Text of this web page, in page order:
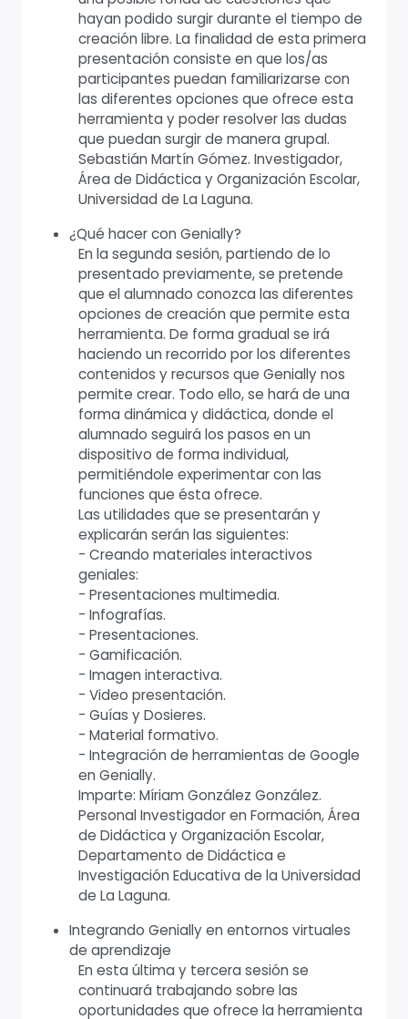
hayan podido surgir durante el tiempo de
creación libre. La finalidad de esta primera
presentación consiste en que los/as
participantes puedan familiarizarse con
las diferentes opciones que ofrece esta
herramienta y poder resolver las dudas
que puedan surgir de manera grupal.
Sebastián Martín Gómez. Investigador,
Área de Didáctica y Organización Escolar,
Universidad de La Laguna.
¿Qué hacer con Genially?
En la segunda sesión, partiendo de lo
presentado previamente, se pretende
que el alumnado conozca las diferentes
opciones de creación que permite esta
herramienta. De forma gradual se irá
haciendo un recorrido por los diferentes
contenidos y recursos que Genially nos
permite crear. Todo ello, se hará de una
forma dinámica y didáctica, donde el
alumnado seguirá los pasos en un
dispositivo de forma individual,
permitiéndole experimentar con las
funciones que ésta ofrece.
Las utilidades que se presentarán y
explicarán serán las siguientes:
- Creando materiales interactivos
geniales:
- Presentaciones multimedia.
- Infografías.
- Presentaciones.
- Gamificación.
- Imagen interactiva.
- Video presentación.
- Guías y Dosieres.
- Material formativo.
- Integración de herramientas de Google
en Genially.
Imparte: Míriam González González.
Personal Investigador en Formación, Área
de Didáctica y Organización Escolar,
Departamento de Didáctica e
Investigación Educativa de la Universidad
de La Laguna.
Integrando Genially en entornos virtuales
de aprendizaje
En esta última y tercera sesión se
continuará trabajando sobre las
oportunidades que ofrece la herramienta